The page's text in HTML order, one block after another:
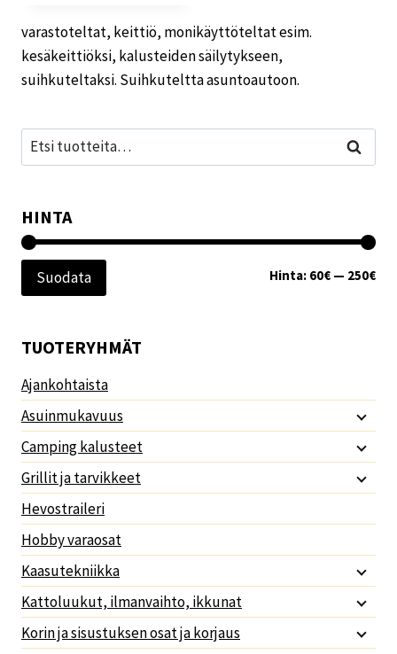
varastoteltat, keittiö, monikäyttöteltat esim.
kesäkeittiöksi, kalusteiden säilytykseen,
suihkuteltaksi. Suihkuteltta asuntoautoon.
Etsi: Haku
HINTA
Suodata Hinta: 60€ — 250€
TUOTERYHMÄT
Ajankohtaista
Asuinmukavuus
Camping kalusteet
Grillit ja tarvikkeet
Hevostraileri
Hobby varaosat
Kaasutekniikka
Kattoluukut, ilmanvaihto, ikkunat
Korin ja sisustuksen osat ja korjaus